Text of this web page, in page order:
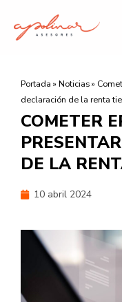
contenido
Portada » Noticias»
declaración de la renta
COMETER
DE LA
10 abril 2024